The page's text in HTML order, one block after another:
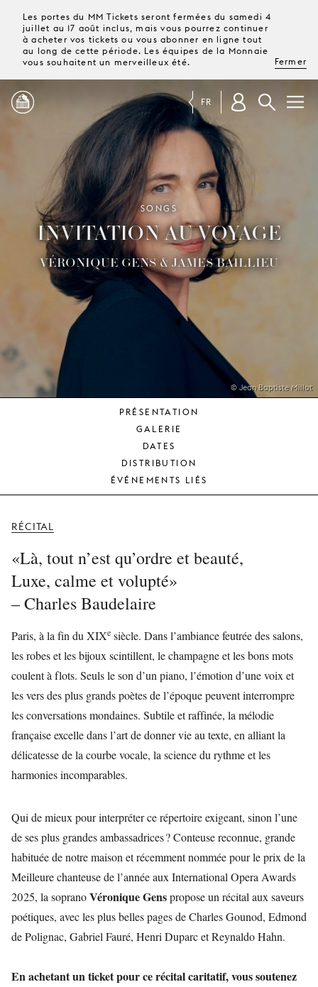
Les portes du MM Tickets seront fermées du samedi 4
juillet au 17 août inclus, mais vous pourrez continuer
à acheter vos tickets ou vous abonner en ligne tout
au long de cette période. Les équipes de la Monnaie
vous souhaitent un merveilleux été.
Fermer
PROGRAMME
MAGAZINE
TICKETS &
ABONNEMENTS
VOTRE
VISITE
JEUNE
SOUTENIR
FR
© Jean Baptiste Millot
SONGS
INVITATION AU VOYAGE
VÉRONIQUE GENS & JAMES BAILLIEU
PRÉSENTATION
GALERIE
DATES
DISTRIBUTION
ÉVÉNEMENTS LIÉS
RÉCITAL
«Là, tout n’est qu’ordre et beauté,
Luxe, calme et volupté»
– Charles Baudelaire
Paris, à la fin du XIXe siècle. Dans l’ambiance feutrée des salons,
les robes et les bijoux scintillent, le champagne et les bons mots
coulent à flots. Seuls le son d’un piano, l’émotion d’une voix et
les vers des plus grands poètes de l’époque peuvent interrompre
les conversations mondaines. Subtile et raffinée, la mélodie
française excelle dans l’art de donner vie au texte, en alliant la
délicatesse de la courbe vocale, la science du rythme et les
harmonies incomparables.
Qui de mieux pour interpréter ce répertoire exigeant, sinon l’une
de ses plus grandes ambassadrices ? Conteuse reconnue, grande
habituée de notre maison et récemment nommée pour le prix de la
Meilleure chanteuse de l’année aux International Opera Awards
2025, la sopranoVéronique Genspropose un récital aux saveurs
poétiques, avec les plus belles pages de Charles Gounod, Edmond
de Polignac, Gabriel Fauré, Henri Duparc et Reynaldo Hahn.
En achetant un ticket pour ce récital caritatif, vous soutenez